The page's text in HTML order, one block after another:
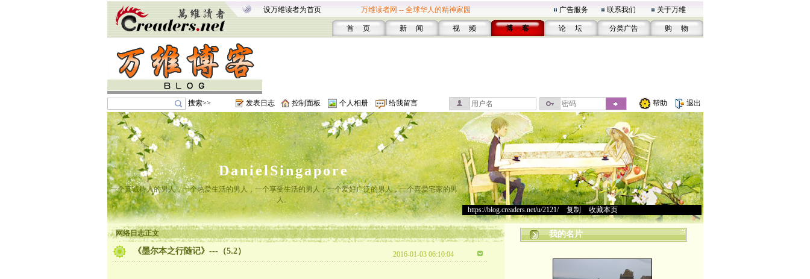
设万维读者为首页 万维读者网 -- 全球华人的精神家园 广告服务 联系我们 关于万维
首 页 新 闻 视 频 博 客 论 坛 分类广告 购 物
搜索>> 发表日志 控制面板 个人相册 给我留言 帮助 退出
DanielSingapore
一个真诚待人的男人，一个热爱生活的男人，一个享受生活的男人，一个爱好广泛的男人，一个喜爱宅家的男
人。
https://blog.creaders.net/u/2121/> 复制 收藏本页
网络日志正文
《墨尔本之行随记》---（5.2） 2016-01-03 06:10:04
我的名片